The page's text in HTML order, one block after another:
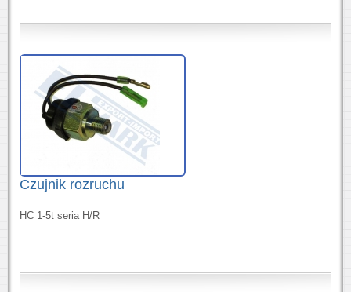
Czujnik rozruchu
HC 1-5t seria H/R